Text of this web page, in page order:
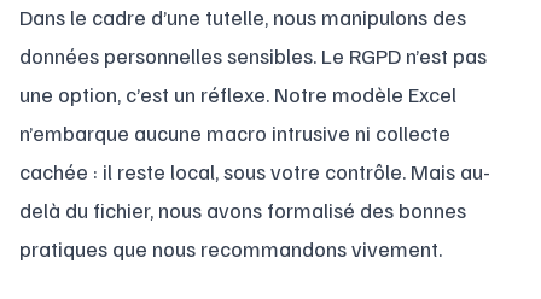
Dans le cadre d’une tutelle, nous manipulons des
données personnelles sensibles. Le RGPD n’est pas
une option, c’est un réflexe. Notre modèle Excel
n’embarque aucune macro intrusive ni collecte
cachée : il reste local, sous votre contrôle. Mais au-
delà du fichier, nous avons formalisé des bonnes
pratiques que nous recommandons vivement.